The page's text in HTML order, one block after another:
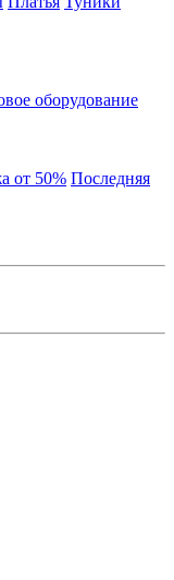
оборудование
от 50% Последняя